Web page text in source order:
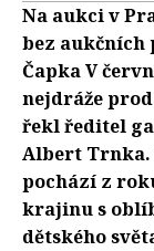
Na aukci v
bez aukčních
Čapka V
nejdráže
řekl ředitel
Albert Trnka.
pochází z
krajinu s
dětského